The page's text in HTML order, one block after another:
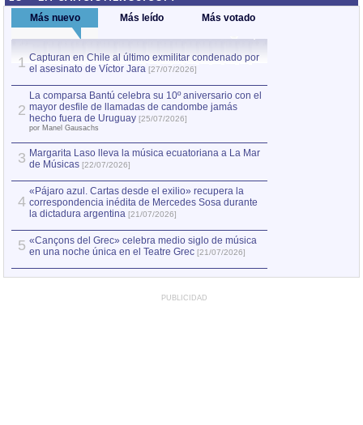
Más nuevo Más leído Más votado
1 Capturan en Chile al último exmilitar condenado por
el asesinato de Víctor Jara [27/07/2026]
2
La comparsa Bantú celebra su 10º aniversario con el
mayor desfile de llamadas de candombe jamás
hecho fuera de Uruguay [25/07/2026]
por Manel Gausachs
3 Margarita Laso lleva la música ecuatoriana a La Mar
de Músicas [22/07/2026]
4
«Pájaro azul. Cartas desde el exilio» recupera la
correspondencia inédita de Mercedes Sosa durante
la dictadura argentina [21/07/2026]
5 «Cançons del Grec» celebra medio siglo de música
en una noche única en el Teatre Grec [21/07/2026]
PUBLICIDAD